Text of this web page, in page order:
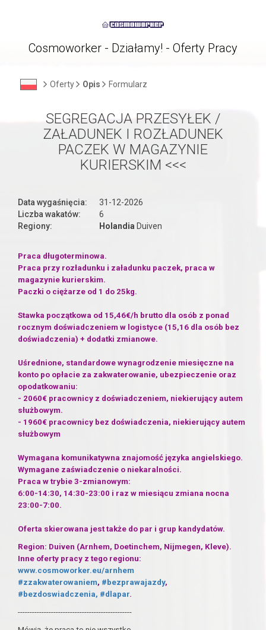
Cosmoworker - Działamy! - Oferty Pracy
Oferty Opis Formularz
SEGREGACJA PRZESYŁEK /
ZAŁADUNEK I ROZŁADUNEK
PACZEK W MAGAZYNIE
KURIERSKIM <<<
Data wygaśnięcia:
31-12-2026
Liczba wakatów:
6
Regiony:
Holandia Duiven
Praca długoterminowa.
Praca przy rozładunku i załadunku paczek, praca w
magazynie kurierskim.
Paczki o ciężarze od 1 do 25kg.
Stawka początkowa od 15,46€/h brutto dla osób z ponad
rocznym doświadczeniem w logistyce (15,16 dla osób bez
doświadczenia) + dodatki zmianowe.
Uśrednione, standardowe wynagrodzenie miesięczne na
konto po opłacie za zakwaterowanie, ubezpieczenie oraz
opodatkowaniu:
- 2060€ pracownicy z doświadczeniem, niekierujący autem
służbowym.
- 1960€ pracownicy bez doświadczenia, niekierujący autem
służbowym
Wymagana komunikatywna znajomość języka angielskiego.
Wymagane zaświadczenie o niekaralności.
Praca w trybie 3-zmianowym:
6:00-14:30, 14:30-23:00 i raz w miesiącu zmiana nocna
23:00-7:00.
Oferta skierowana jest także do par i grup kandydatów.
Region: Duiven (Arnhem, Doetinchem, Nijmegen, Kleve).
Inne oferty pracy z tego regionu:
www.cosmoworker.eu/arnhem
#zzakwaterowaniem, #bezprawajazdy,
#bezdoswiadczenia, #dlapar.
------------------------------------------------